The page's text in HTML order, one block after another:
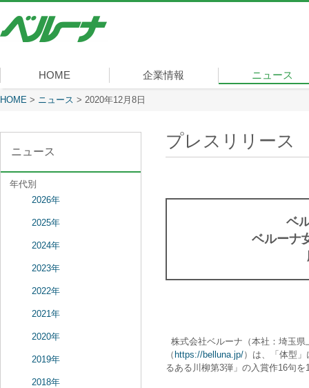
式
ベ
ル
ー
HOME 企業情報
社長メッセージ
会社概要
経営理念
沿革
組織図
事業内容
役員一覧
所在地
ニュース
現在表示しているページ
HOME > ニュース > 2020年12月8日
プレスリリース
ベ
ベルーナ
株式会社ベルーナ（本社：埼玉
（ https://belluna.jp/）は、「体型
るある川柳第3弾」の入賞作16句
ニュース
年代別
2026年
2025年
2024年
2023年
2022年
2021年
2020年
2019年
2018年